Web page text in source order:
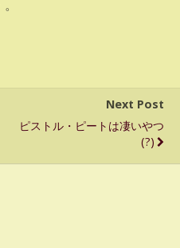
Next Post
ピストル・ピートは凄いやつ
(?)